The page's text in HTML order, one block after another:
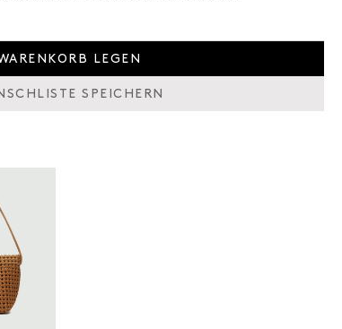
LEGEN
SPEICHERN